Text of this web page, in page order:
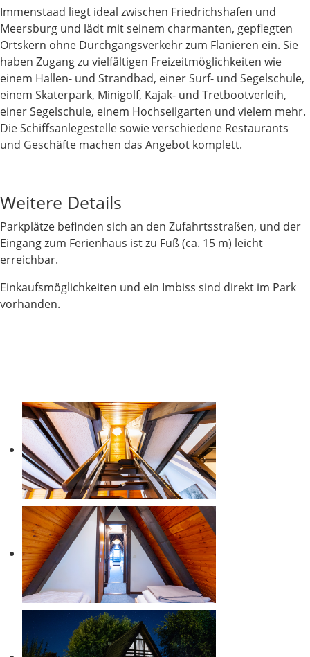
Immenstaad liegt ideal zwischen Friedrichshafen und
Meersburg und lädt mit seinem charmanten, gepflegten
Ortskern ohne Durchgangsverkehr zum Flanieren ein. Sie
haben Zugang zu vielfältigen Freizeitmöglichkeiten wie
einem Hallen- und Strandbad, einer Surf- und Segelschule,
einem Skaterpark, Minigolf, Kajak- und Tretbootverleih,
einer Segelschule, einem Hochseilgarten und vielem mehr.
Die Schiffsanlegestelle sowie verschiedene Restaurants
und Geschäfte machen das Angebot komplett.
Weitere Details
Parkplätze befinden sich an den Zufahrtsstraßen, und der
Eingang zum Ferienhaus ist zu Fuß (ca. 15 m) leicht
erreichbar.
Einkaufsmöglichkeiten und ein Imbiss sind direkt im Park
vorhanden.